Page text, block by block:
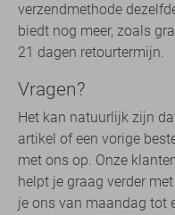
verzendmethode
biedt nog meer, zoals
21 dagen retourtermijn.
Vragen?
Het kan natuurlijk zijn
artikel of een vorige
met ons op. Onze
helpt je graag verder
je ons van maandag tot